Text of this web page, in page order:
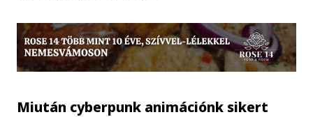
Miután cyberpunk animációnk sikert